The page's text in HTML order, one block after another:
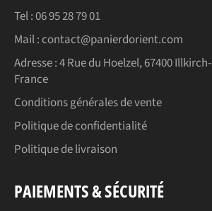
Tel : 06 95 28 79 01
Mail : contact@panierdorient.com
Adresse :4 Rue du Hoelzel, 67400
France
Conditions générales de vente
Politique de confidentialité
Politique de livraison
PAIEMENTS & SÉCURITÉ